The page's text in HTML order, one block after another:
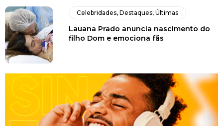
Celebridades,Destaques,Últimas
Lauana Prado anuncia nascimento do
filho Dom e emociona fãs